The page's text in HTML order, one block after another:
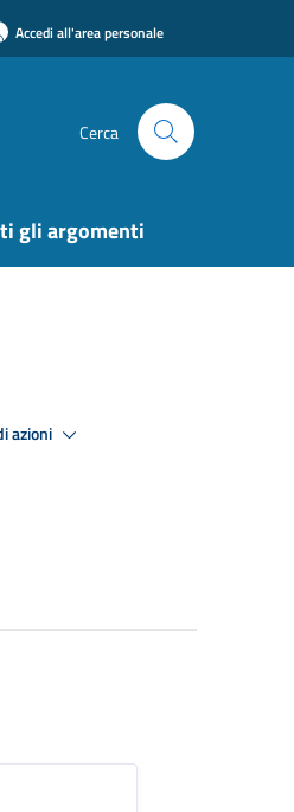
Accedi all'area personale
Cerca
gli argomenti
azioni